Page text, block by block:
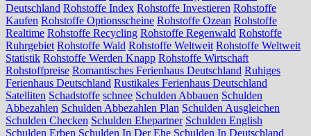
Deutschland Rohstoffe Index Rohstoffe Investieren Rohstoffe
Kaufen Rohstoffe Optionsscheine Rohstoffe Ozean Rohstoffe
Realtime Rohstoffe Recycling Rohstoffe Regenwald Rohstoffe
Ruhrgebiet Rohstoffe Wald Rohstoffe Weltweit Rohstoffe Weltweit
Statistik Rohstoffe Werden Knapp Rohstoffe Wirtschaft
Rohstoffpreise Romantisches Ferienhaus Deutschland Ruhiges
Ferienhaus Deutschland Rustikales Ferienhaus Deutschland
Satelliten Schadstoffe schnee Schulden Abbauen Schulden
Abbezahlen Schulden Abbezahlen Plan Schulden Ausgleichen
Schulden Checken Schulden Ehepartner Schulden English
Schulden Erben Schulden In Der Ehe Schulden In Deutschland